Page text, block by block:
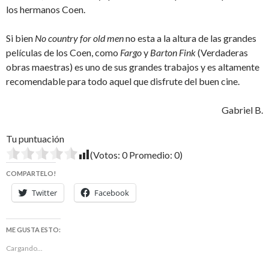
los hermanos Coen.
Si bien No country for old menno esta a la altura de las grandes
películas de los Coen, como Fargoy Barton Fink(Verdaderas
obras maestras) es uno de sus grandes trabajos y es altamente
recomendable para todo aquel que disfrute del buen cine.
Gabriel B.
Tu puntuación
(Votos: 0Promedio: 0)
COMPARTELO!
Twitter Facebook
ME GUSTA ESTO:
Cargando...